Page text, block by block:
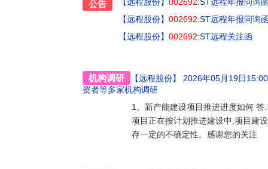
公告
【远程股份】 002692:ST远程年报问询
【远程股份】 002692:ST远程关注函
机构调研 【远程股份】
2026年05月19日
资者等多家机构调研
1、新产能建设项目推进进度如何
项目正在按计划推进建设中,项目建
存一定的不确定性。感谢您的关注